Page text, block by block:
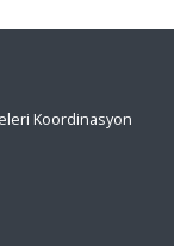
Koordinasyon